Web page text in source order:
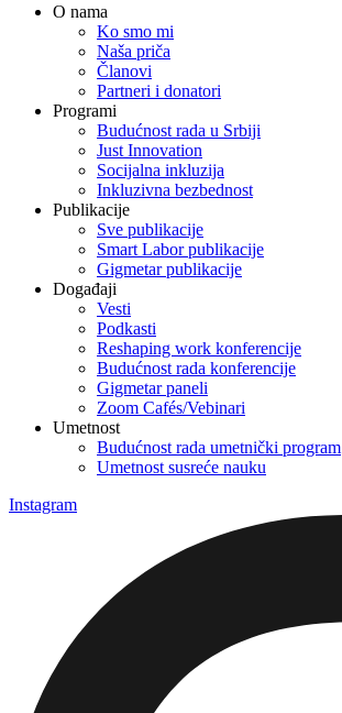
O nama
Ko smo mi
Naša priča
Članovi
Partneri i donatori
Programi
Budućnost rada u Srbiji
Just Innovation
Socijalna inkluzija
Inkluzivna bezbednost
Publikacije
Sve publikacije
Smart Labor publikacije
Gigmetar publikacije
Događaji
Vesti
Podkasti
Reshaping work konferencije
Budućnost rada konferencije
Gigmetar paneli
Zoom Cafés/Vebinari
Umetnost
Budućnost rada umetnički program
Umetnost susreće nauku
Instagram